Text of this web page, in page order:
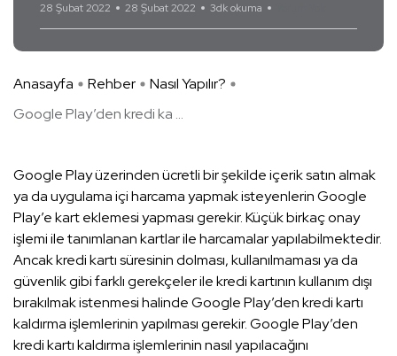
28 Şubat 2022 28 Şubat 2022 3dk okuma
Anasayfa Rehber
Nasıl Yapılır?
Google Play’den kredi ka ...
Google Play üzerinden ücretli bir şekilde içerik satın almak
ya da uygulama içi harcama yapmak isteyenlerin Google
Play’e kart eklemesi yapması gerekir. Küçük birkaç onay
işlemi ile tanımlanan kartlar ile harcamalar yapılabilmektedir.
Ancak kredi kartı süresinin dolması, kullanılmaması ya da
güvenlik gibi farklı gerekçeler ile kredi kartının kullanım dışı
bırakılmak istenmesi halinde Google Play’den kredi kartı
kaldırma işlemlerinin yapılması gerekir. Google Play’den
kredi kartı kaldırma işlemlerinin nasıl yapılacağını